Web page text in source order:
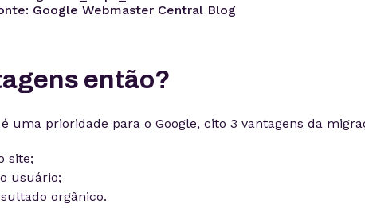
Google Webmaster Central Blog
então?
uma prioridade para o Google, cito 3 vantagens da
site;
usuário;
orgânico.